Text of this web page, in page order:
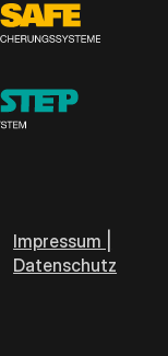
Impressum |
Datenschutz